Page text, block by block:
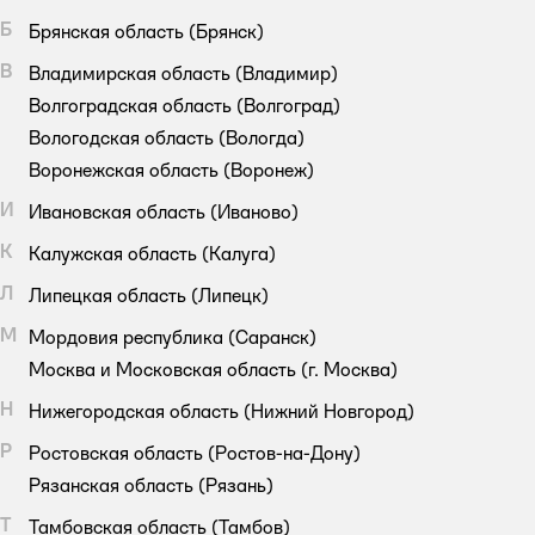
Б Брянская область (Брянск)
В
Владимирская область (Владимир)
Волгоградская область (Волгоград)
Вологодская область (Вологда)
Воронежская область (Воронеж)
И
Ивановская область (Иваново)
К
Калужская область (Калуга)
Л
Липецкая область (Липецк)
М
Мордовия республика (Саранск)
Москва и Московская область (г. Москва)
Н
Нижегородская область (Нижний Новгород)
Р
Ростовская область (Ростов-на-Дону)
Рязанская область (Рязань)
Т
Тамбовская область (Тамбов)